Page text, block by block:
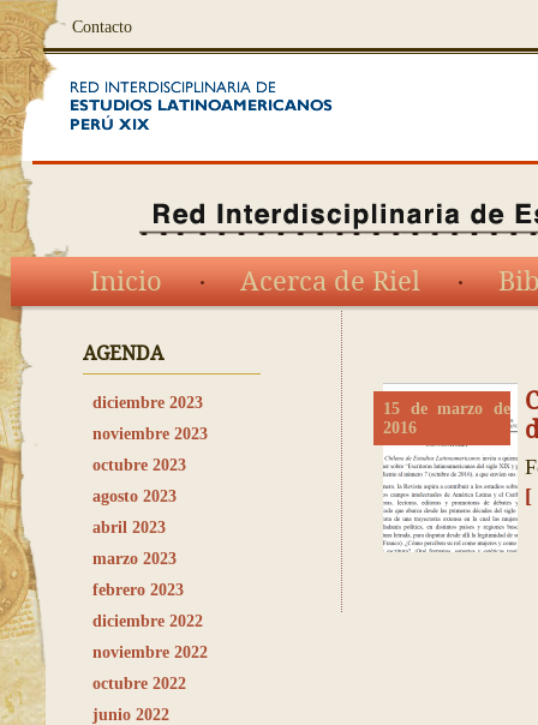
Contacto
Inicio Acerca de Riel
AGENDA
diciembre 2023
noviembre 2023
octubre 2023
agosto 2023
abril 2023
marzo 2023
febrero 2023
diciembre 2022
noviembre 2022
octubre 2022
junio 2022
15 de marzo de
2016
[